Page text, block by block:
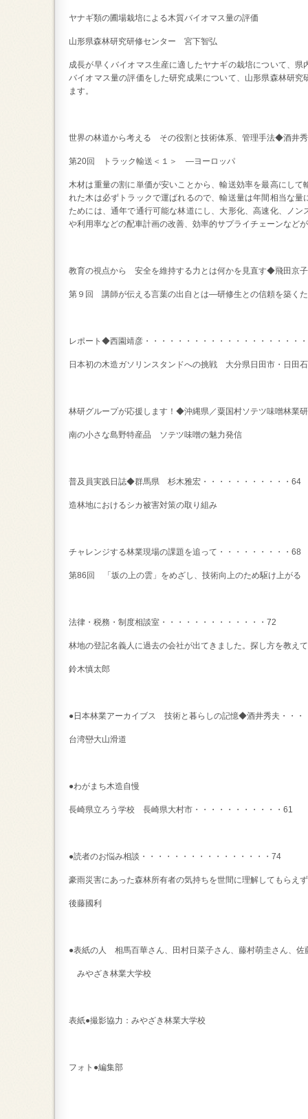
ヤナギ類の圃場栽培による木質バイオマス量の評価
山形県森林研究研修センター 宮下智弘
成長が早くバイオマス生産に適したヤナギの栽培について、
バイオマス量の評価をした研究成果について、山形県森林研
ます。
世界の林道から考える その役割と技術体系、管理手法◆酒井
第20回 トラック輸送＜１＞ ―ヨーロッパ
木材は重量の割に単価が安いことから、輸送効率を最高にし
れた木は必ずトラックで運ばれるので、輸送量は年間相当な
ためには、通年で通行可能な林道にし、大形化、高速化、ノ
や利用率などの配車計画の改善、効率的サプライチェーンなど
教育の視点から 安全を維持する力とは何かを見直す◆飛田京
第９回 講師が伝える言葉の出自とは―研修生との信頼を築く
レポート◆西園靖彦・・・・・・・・・・・・・・・・・・・
日本初の木造ガソリンスタンドへの挑戦 大分県日田市・日田
林研グループが応援します！◆沖縄県／粟国村ソテツ味噌林業
南の小さな島野特産品 ソテツ味噌の魅力発信
普及員実践日誌◆群馬県 杉木雅宏・・・・・・・・・・・
造林地におけるシカ被害対策の取り組み
チャレンジする林業現場の課題を追って・・・・・・・・・
第86回 「坂の上の雲」をめざし、技術向上のため駆け上が
法律・税務・制度相談室・・・・・・・・・・・・・72
林地の登記名義人に過去の会社が出てきました。探し方を教え
鈴木慎太郎
●日本林業アーカイブス 技術と暮らしの記憶◆酒井秀夫・・・
台湾巒大山滑道
●わがまち木造自慢
長崎県立ろう学校 長崎県大村市・・・・・・・・・・・61
●読者のお悩み相談・・・・・・・・・・・・・・・・74
豪雨災害にあった森林所有者の気持ちを世間に理解してもらえ
後藤國利
●表紙の人 相馬百華さん、田村日菜子さん、藤村萌圭さん、佐
みやざき林業大学校
表紙●撮影協力：みやざき林業大学校
フォト●編集部